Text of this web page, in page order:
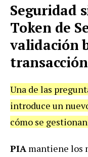
Seguridad
Token de
validación
transacción
Una de las
introduce un
cómo se
PIA mantiene los